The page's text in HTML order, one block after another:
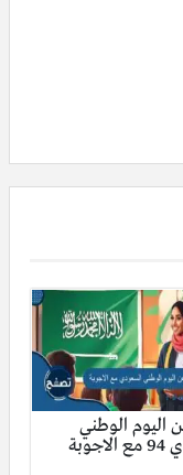
اليوم الوطني